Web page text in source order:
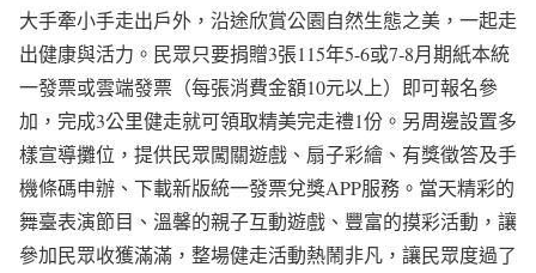
大手牽小手走出戶外，沿途欣賞公園自然生態之美，一起走
出健康與活力。民眾只要捐贈3張115年5-6或7-8月期紙本統
一發票或雲端發票（每張消費金額10元以上）即可報名參
加，完成3公里健走就可領取精美完走禮1份。另周邊設置多
樣宣導攤位，提供民眾闖關遊戲、扇子彩繪、有獎徵答及手
機條碼申辦、下載新版統一發票兌獎APP服務。當天精彩的
舞臺表演節目、溫馨的親子互動遊戲、豐富的摸彩活動，讓
參加民眾收獲滿滿，整場健走活動熱鬧非凡，讓民眾度過了